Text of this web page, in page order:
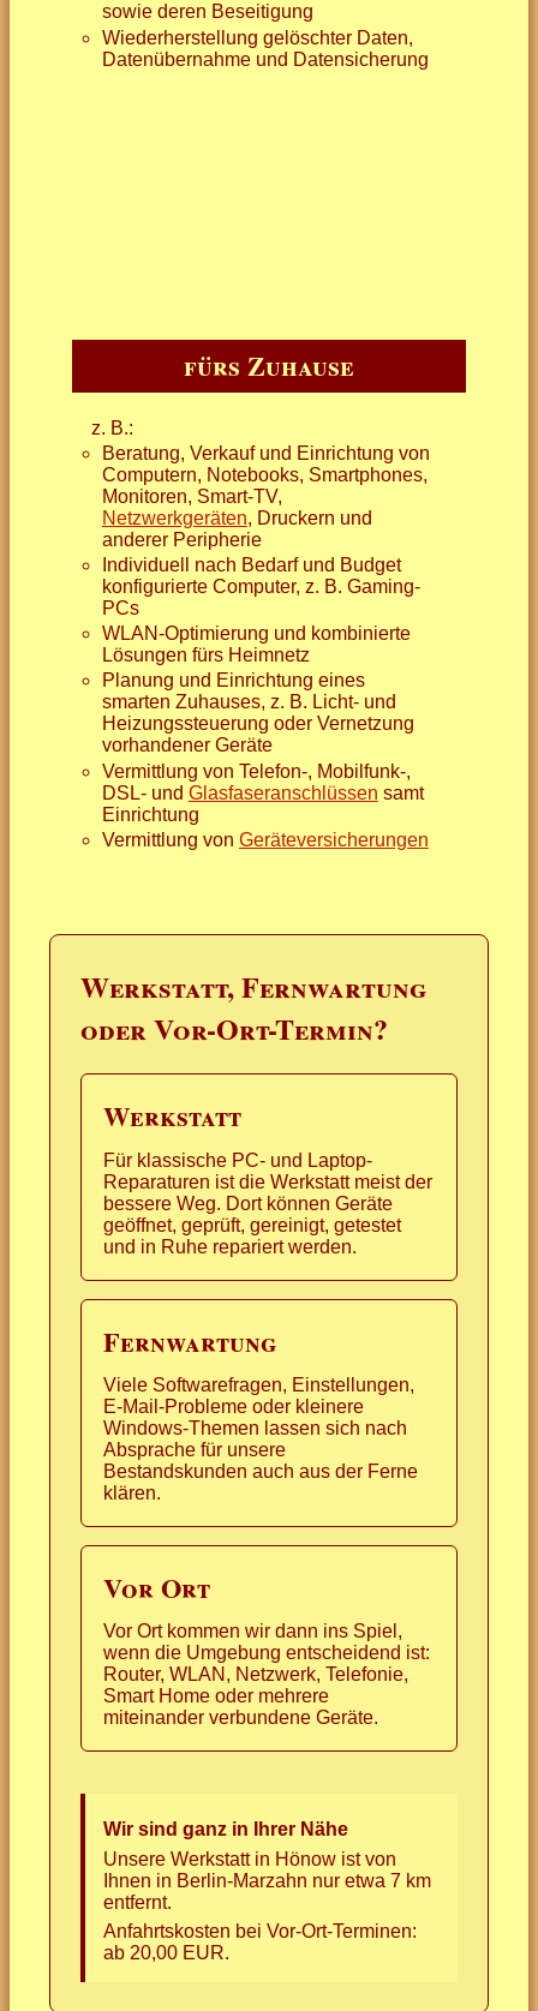
sowie deren Beseitigung
Wiederherstellung gelöschter Daten,
Datenübernahme und Datensicherung
fürs Zuhause
z. B.:
Beratung, Verkauf und Einrichtung von
Computern, Notebooks, Smartphones,
Monitoren, Smart-TV,
Netzwerkgeräten, Druckern und
anderer Peripherie
Individuell nach Bedarf und Budget
konfigurierte Computer, z. B. Gaming-
PCs
WLAN-Optimierung und kombinierte
Lösungen fürs Heimnetz
Planung und Einrichtung eines
smarten Zuhauses, z. B. Licht- und
Heizungssteuerung oder Vernetzung
vorhandener Geräte
Vermittlung von Telefon-, Mobilfunk-,
DSL- und Glasfaseranschlüssen samt
Einrichtung
Vermittlung von Geräteversicherungen
Werkstatt, Fernwartung
oder Vor-Ort-Termin?
Werkstatt
Für klassische PC- und Laptop-
Reparaturen ist die Werkstatt meist der
bessere Weg. Dort können Geräte
geöffnet, geprüft, gereinigt, getestet
und in Ruhe repariert werden.
Fernwartung
Viele Softwarefragen, Einstellungen,
E-Mail-Probleme oder kleinere
Windows-Themen lassen sich nach
Absprache für unsere
Bestandskunden auch aus der Ferne
klären.
Vor Ort
Vor Ort kommen wir dann ins Spiel,
wenn die Umgebung entscheidend ist:
Router, WLAN, Netzwerk, Telefonie,
Smart Home oder mehrere
miteinander verbundene Geräte.
Wir sind ganz in Ihrer Nähe
Unsere Werkstatt in Hönow ist von
Ihnen in Berlin-Marzahn nur etwa 7 km
entfernt.
Anfahrtskosten bei Vor-Ort-Terminen:
ab 20,00 EUR.